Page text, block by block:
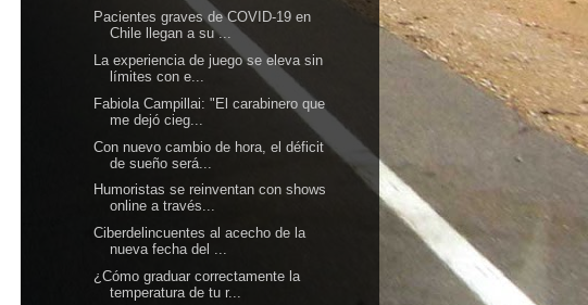
Pacientes graves de COVID-19 en
Chile llegan a su ...
La experiencia de juego se eleva sin
límites con e...
Fabiola Campillai: "El carabinero que
me dejó cieg...
Con nuevo cambio de hora, el déficit
de sueño será...
Humoristas se reinventan con shows
online a través...
Ciberdelincuentes al acecho de la
nueva fecha del ...
¿Cómo graduar correctamente la
temperatura de tu r...